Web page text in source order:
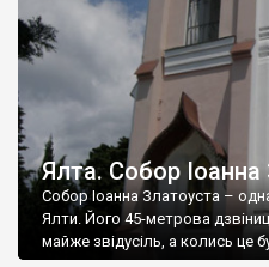
Ялта. Собор Іоанна
Собор Іоанна Златоуста –
Ялти. Його 45-метрова
майже звідусіль, а колись це